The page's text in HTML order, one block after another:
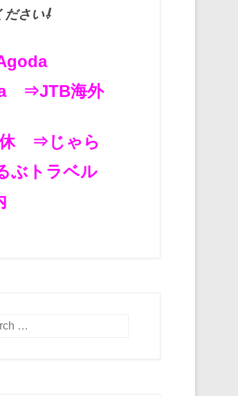
ださい⇩
⇒JTB海外
⇒じゃら
ぶトラベル